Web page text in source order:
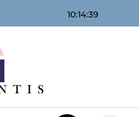
10:14:40